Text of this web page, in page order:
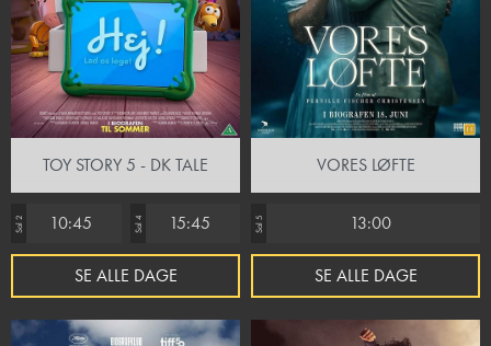
TOY STORY 5 - DK TALE
Sal 2 10:45 Sal 4 15:45
SE ALLE DAGE
VORES LØFTE
Sal 5 13:00
SE ALLE DAGE